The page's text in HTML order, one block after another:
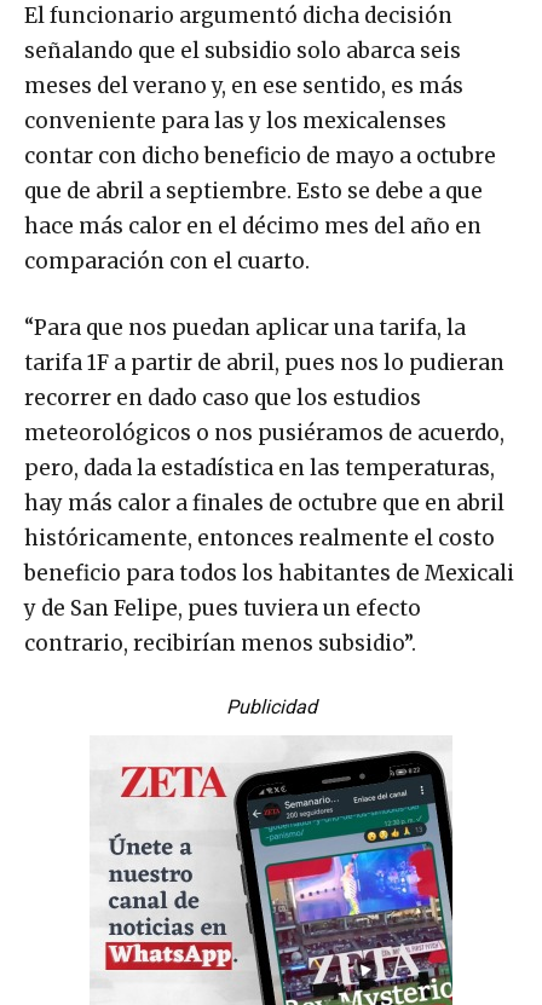
El funcionario argumentó dicha decisión
señalando que el subsidio solo abarca seis
meses del verano y, en ese sentido, es más
conveniente para las y los mexicalenses
contar con dicho beneficio de mayo a octubre
que de abril a septiembre. Esto se debe a que
hace más calor en el décimo mes del año en
comparación con el cuarto.
“Para que nos puedan aplicar una tarifa, la
tarifa 1F a partir de abril, pues nos lo pudieran
recorrer en dado caso que los estudios
meteorológicos o nos pusiéramos de acuerdo,
pero, dada la estadística en las temperaturas,
hay más calor a finales de octubre que en abril
históricamente, entonces realmente el costo
beneficio para todos los habitantes de Mexicali
y de San Felipe, pues tuviera un efecto
contrario, recibirían menos subsidio”.
Publicidad